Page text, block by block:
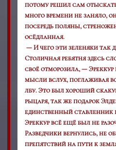
потому решил сам
много времени не заняло,
посередь поляны,
осёдланная.
— И чего эти зеленяки так
Столичная ребятня здесь
своё отморозила, — Эреккур
мысли вслух, поглаживая
лбу. Это был хороший
рыцаря, так же подарок
единственный ставленник
Эреккур всё ещё был не
Разведчики вернулись, не
препятствий на пути к